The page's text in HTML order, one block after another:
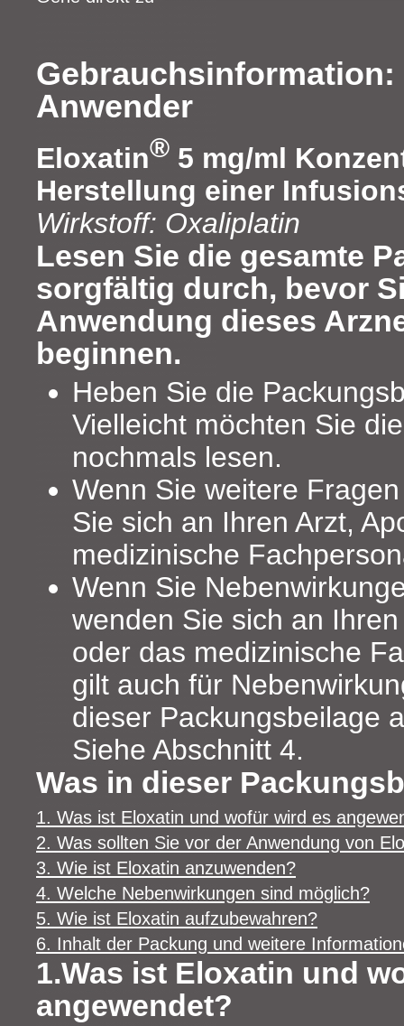
Anwender
Eloxatin® 5 mg/ml
Herstellung einer
Wirkstoff: Oxaliplatin
Lesen Sie die gesamte
sorgfältig durch, bevor
Anwendung dieses
beginnen.
Heben Sie die
Vielleicht möchten Sie
nochmals lesen.
Wenn Sie weitere
Sie sich an Ihren Arzt,
medizinische
Wenn Sie
wenden Sie sich an
oder das medizinische
gilt auch für
dieser Packungsbeilage
Siehe Abschnitt 4.
Was in dieser
1. Was ist Eloxatin und wofür wird es
2. Was sollten Sie vor der Anwendung von
3. Wie ist Eloxatin anzuwenden?
4. Welche Nebenwirkungen sind möglich?
5. Wie ist Eloxatin aufzubewahren?
6. Inhalt der Packung und weitere
1.Was ist Eloxatin und
angewendet?